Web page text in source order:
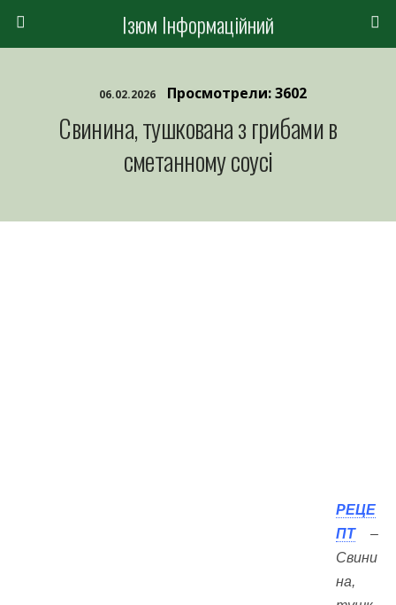
Ізюм Інформаційний
06.02.2026 Просмотрели: 3602
Свинина, тушкована з грибами в
сметанному соусі
РЕЦЕ
ПТ–
Свини
на,